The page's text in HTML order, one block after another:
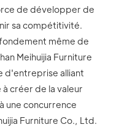
de développer de
sa compétitivité.
même de
Meihuijia Furniture
d'entreprise alliant
créer de la valeur
une concurrence
Furniture Co., Ltd.